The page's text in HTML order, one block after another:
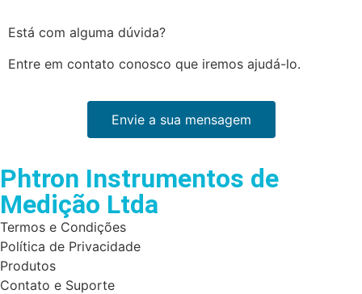
Está com alguma dúvida?
Entre em contato conosco que iremos ajudá-lo.
Envie a sua mensagem
Phtron Instrumentos de
Medição Ltda
Termos e Condições
Política de Privacidade
Produtos
Contato e Suporte